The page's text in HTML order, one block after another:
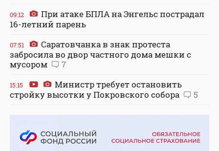
09:12
При атаке БПЛА на Энгельс пострадал
16-летний парень
07:51
Саратовчанка в знак протеста
забросила во двор частного дома мешки с
мусором
7
15:15
Министр требует остановить
стройку высотки у Покровского собора
5